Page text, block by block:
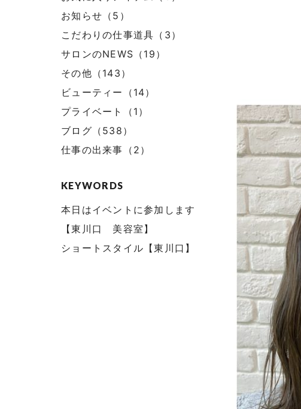
お知らせ（5）
こだわりの仕事道具（3）
サロンのNEWS（19）
その他（143）
ビューティー（14）
プライベート（1）
ブログ（538）
仕事の出来事（2）
KEYWORDS
本日はイベントに参加します
【東川口 美容室】
ショートスタイル【東川口】